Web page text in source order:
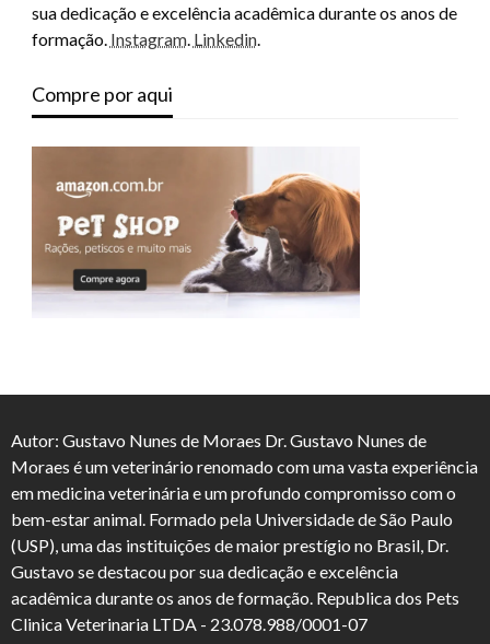
sua dedicação e excelência acadêmica durante os anos de
formação. Instagram. Linkedin.
Compre por aqui
Autor: Gustavo Nunes de Moraes Dr. Gustavo Nunes de
Moraes é um veterinário renomado com uma vasta experiência
em medicina veterinária e um profundo compromisso com o
bem-estar animal. Formado pela Universidade de São Paulo
(USP), uma das instituições de maior prestígio no Brasil, Dr.
Gustavo se destacou por sua dedicação e excelência
acadêmica durante os anos de formação. Republica dos Pets
Clinica Veterinaria LTDA - 23.078.988/0001-07